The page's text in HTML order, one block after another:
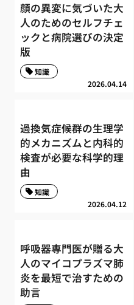
顔の異変に気づいた大
人のためのセルフチェ
ックと病院選びの決定
版
2026.04.14
知識
過換気症候群の生理学
的メカニズムと内科的
検査が必要な科学的理
由
2026.04.12
知識
呼吸器専門医が贈る大
人のマイコプラズマ肺
炎を最短で治すための
助言